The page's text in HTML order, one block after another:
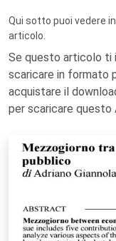
Qui sotto puoi vedere
articolo.
Se questo articolo ti
scaricare in formato
acquistare il
per scaricare